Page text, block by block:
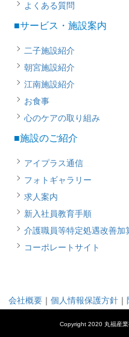
よくある質問
■サービス・施設案内
二子施設紹介
朝宮施設紹介
江南施設紹介
お食事
心のケアの取り組み
■施設のご紹介
アイプラス通信
フォトギャラリー
求人案内
新入社員教育手順
介護職員等特定処遇改善加
コーポレートサイト
会社概要 ｜ 個人情報保護方針 ｜
Copyright 2020 丸福産